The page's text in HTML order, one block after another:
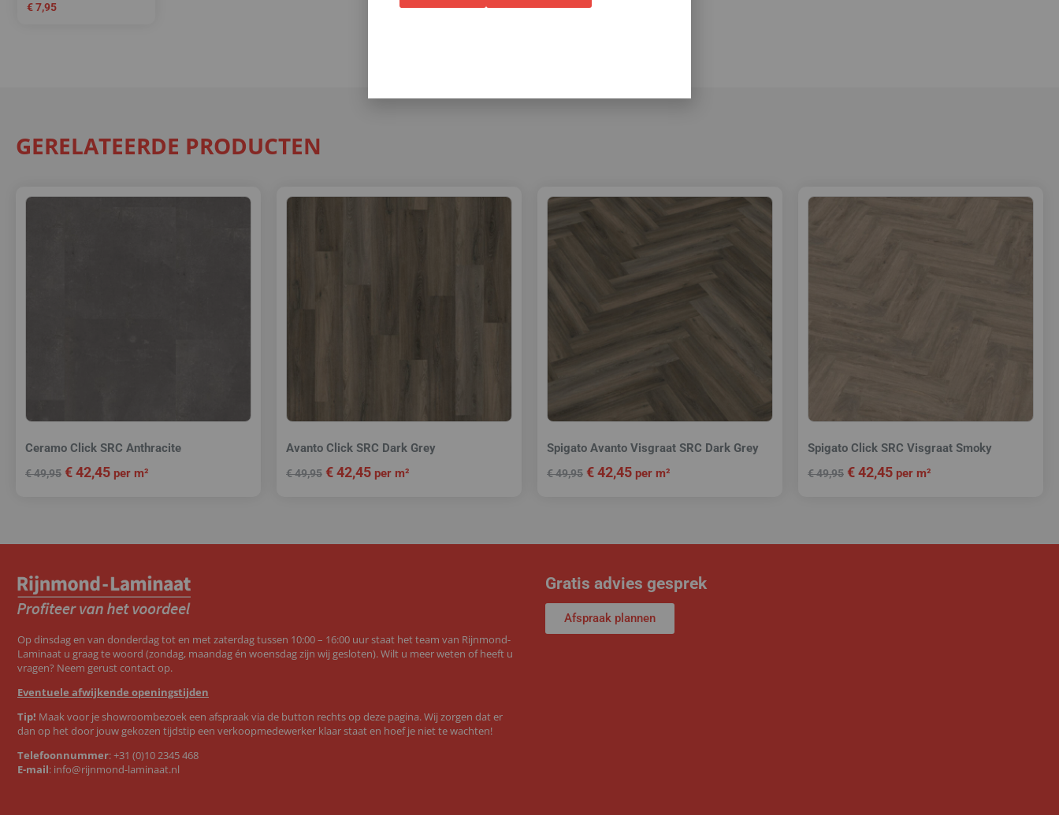
€7,95
GERELATEERDE PRODUCTEN
Ceramo Click SRC Anthracite
€49,95 €42,45 per m²
Avanto Click SRC Dark Grey
€49,95 €42,45 per m²
Spigato Avanto Visgraat SRC Dark Grey
€49,95 €42,45 per m²
Spigato Click SRC Visgraat Smoky
€49,95 €42,45 per m²
Op dinsdag en van donderdag tot en met zaterdag tussen 10:00 – 16:00 uur staat het team van Rijnmond-
Laminaat u graag te woord (zondag, maandag én woensdag zijn wij gesloten). Wilt u meer weten of heeft u
vragen? Neem gerust contact op.
Eventuele afwijkende openingstijden
Tip! Maak voor je showroombezoek een afspraak via de button rechts op deze pagina. Wij zorgen dat er
dan op het door jouw gekozen tijdstip een verkoopmedewerker klaar staat en hoef je niet te wachten!
Telefoonnummer:+31 (0)10 2345 468
E-mail: info@rijnmond-laminaat.nl
Gratis advies gesprek
Afspraak plannen